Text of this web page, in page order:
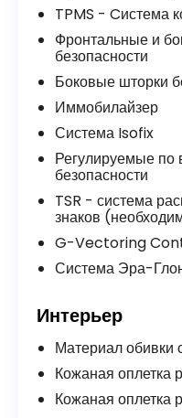
TPMS - Cистема
Фронтальные и
безопасности
Боковые шторки
Иммобилайзер
Система Isofix
Регулируемые по
безопасности
TSR - система
знаков
G-Vectoring
Система Эра-
Интерьер
Материал обивки
Кожаная оплетка
Кожаная оплетка